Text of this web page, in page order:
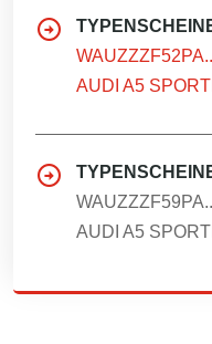
AUDI A5
AUDI A5